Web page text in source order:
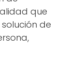
que
de